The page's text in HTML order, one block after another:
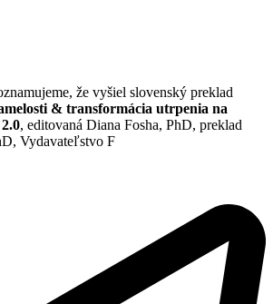
že vyšiel slovenský preklad
& transformácia utrpenia na
, editovaná Diana Fosha, PhD, preklad
Vydavateľstvo F